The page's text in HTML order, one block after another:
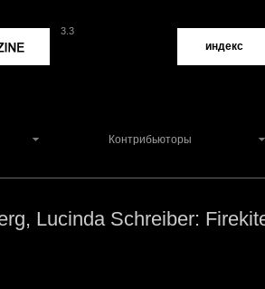
3.3
индекс
Контрибьюторы
Lucinda Schreiber: